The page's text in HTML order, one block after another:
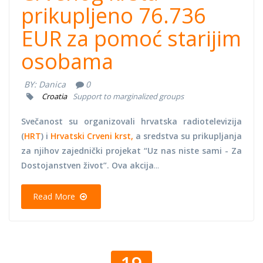
prikupljeno 76.736
EUR za pomoć starijim
osobama
BY: Danica 0
Croatia Support to marginalized groups
Svečanost su organizovali hrvatska radiotelevizija
(HRT) i Hrvatski Crveni krst, a sredstva su prikupljanja
za njihov zajednički projekat “Uz nas niste sami - Za
Dostojanstven život”. Ova akcija...
Read More